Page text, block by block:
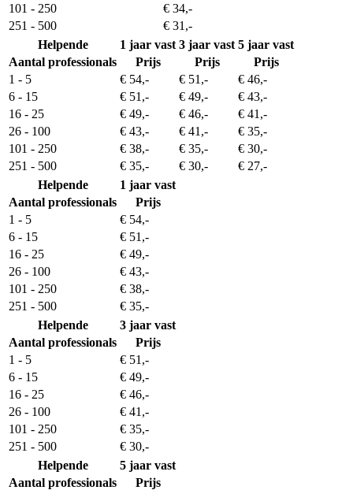
101 - 250
€ 34,-
251 - 500
€ 31,-
Helpende
1 jaar vast 3 jaar vast 5 jaar vast
Aantal professionals
Prijs Prijs
Prijs
1 - 5
€ 54,- € 51,-
€ 46,-
6 - 15
€ 51,- € 49,-
€ 43,-
16 - 25
€ 49,- € 46,-
€ 41,-
26 - 100
€ 43,- € 41,-
€ 35,-
101 - 250
€ 38,- € 35,-
€ 30,-
251 - 500
€ 35,- € 30,-
€ 27,-
Helpende
1 jaar vast
Aantal professionals
Prijs
1 - 5
€ 54,-
6 - 15
€ 51,-
16 - 25
€ 49,-
26 - 100
€ 43,-
101 - 250
€ 38,-
251 - 500
€ 35,-
Helpende
3 jaar vast
Aantal professionals
Prijs
1 - 5
€ 51,-
6 - 15
€ 49,-
16 - 25
€ 46,-
26 - 100
€ 41,-
101 - 250
€ 35,-
251 - 500
€ 30,-
Helpende
5 jaar vast
Aantal professionals
Prijs